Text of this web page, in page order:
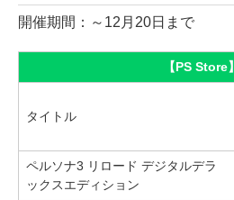
開催期間：～12月20日まで
【PS Store】
タイトル
ペルソナ3 リロード デジタルデラ
ックスエディション